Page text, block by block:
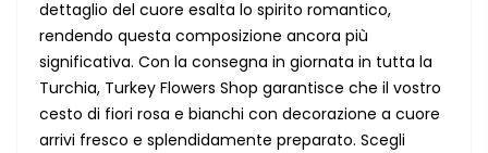
dettaglio del cuore esalta lo spirito romantico,
rendendo questa composizione ancora più
significativa. Con la consegna in giornata in tutta la
Turchia, Turkey Flowers Shop garantisce che il vostro
cesto di fiori rosa e bianchi con decorazione a cuore
arrivi fresco e splendidamente preparato. Scegli